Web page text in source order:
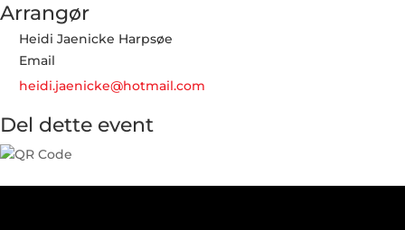
Arrangør
Heidi Jaenicke Harpsøe
Email
heidi.jaenicke@hotmail.com
Del dette event